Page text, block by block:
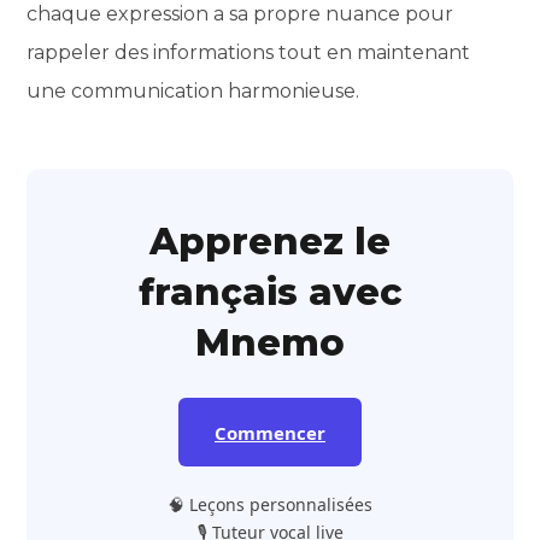
chaque expression a sa propre nuance pour
rappeler des informations tout en maintenant
une communication harmonieuse.
Apprenez le
français avec
Mnemo
Commencer
🧠 Leçons personnalisées
🎙️ Tuteur vocal live